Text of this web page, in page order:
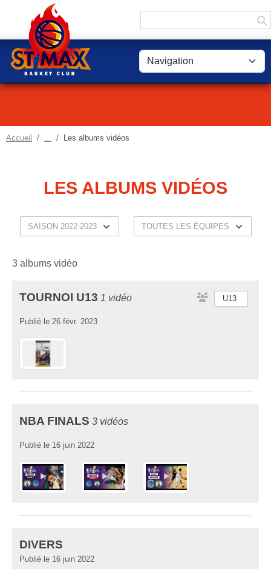
Accueil Les albums vidéos
LES ALBUMS VIDÉOS
3 albums vidéo
TOURNOI U13 1 vidéo U13
Publié le 26 févr. 2023
NBA FINALS 3 vidéos
Publié le 16 juin 2022
DIVERS
Publié le 16 juin 2022
Panneau de gestion des cookies